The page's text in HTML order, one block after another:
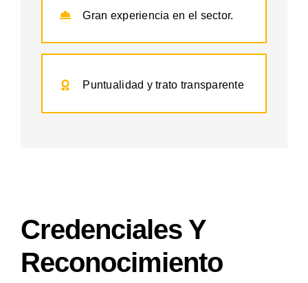
Gran experiencia en el sector.
Puntualidad y trato transparente
Credenciales Y
Reconocimiento